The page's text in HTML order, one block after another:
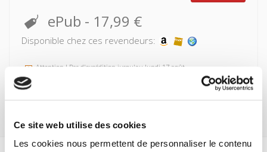
Ce site web utilise des cookies
Les cookies nous permettent de personnaliser le contenu
ePub - 17,99 €
Disponible chez ces revendeurs:
Attention ! Pas d'expédition jusqu'au lundi 17 août